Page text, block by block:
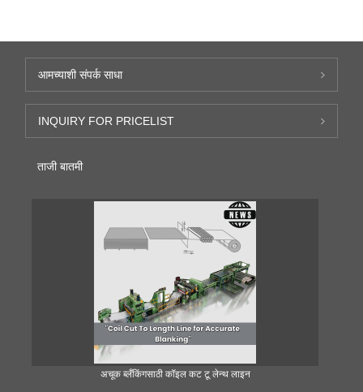
आमच्याशी संपर्क साधा
INQUIRY FOR PRICELIST
ताजी बातमी
अचूक ब्लँकिंगसाठी कॉइल कट टू लेन्थ लाइन